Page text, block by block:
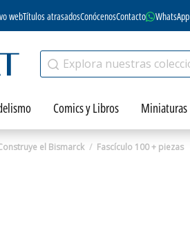
webTítulos atrasadosConócenosContacto WhatsApp
Comics y Libros Miniaturas
el Bismarck Fascículo 100 + piezas